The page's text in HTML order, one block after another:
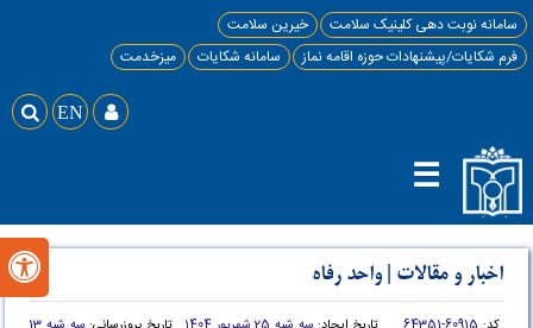
سامانه نوبت دهی کلینیک سلامت
خیرین سلامت
فرم شکایات/پیشنهادات حوزه اقامه نماز
سامانه شکایات میزخدمت
 EN 
☰
اخبار و مقالات |واحد رفاه 